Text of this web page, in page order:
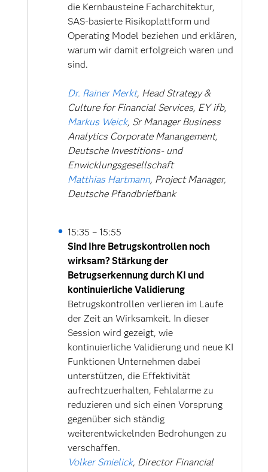
die Kernbausteine Facharchitektur,
SAS-basierte Risikoplattform und
Operating Model beziehen und erklären,
warum wir damit erfolgreich waren und
sind.
Dr. Rainer Merkt, Head Strategy &
Culture for Financial Services, EY ifb,
Markus Weick, Sr Manager Business
Analytics Corporate Manangement,
Deutsche Investitions- und
Enwicklungsgesellschaft
Matthias Hartmann, Project Manager,
Deutsche Pfandbriefbank
15:35 – 15:55
Sind Ihre Betrugskontrollen noch
wirksam? Stärkung der
Betrugserkennung durch KI und
kontinuierliche Validierung
Betrugskontrollen verlieren im Laufe
der Zeit an Wirksamkeit. In dieser
Session wird gezeigt, wie
kontinuierliche Validierung und neue KI
Funktionen Unternehmen dabei
unterstützen, die Effektivität
aufrechtzuerhalten, Fehlalarme zu
reduzieren und sich einen Vorsprung
gegenüber sich ständig
weiterentwickelnden Bedrohungen zu
verschaffen.
Volker Smielick, Director Financial